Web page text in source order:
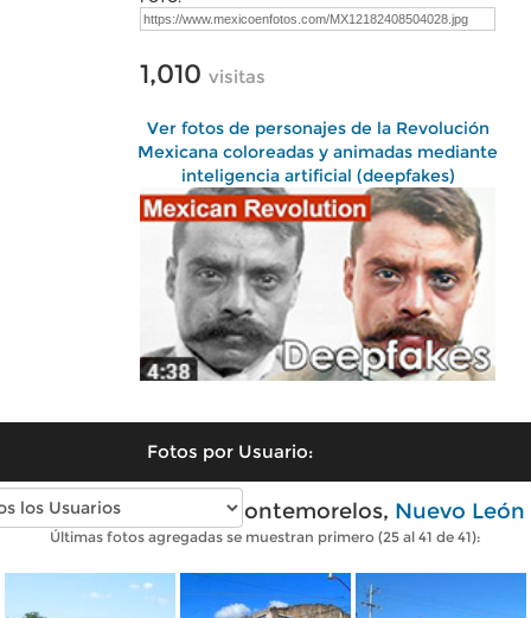
1,010 visitas
Ver fotos de personajes de la Revolución
Mexicana coloreadas y animadas mediante
inteligencia artificial (deepfakes)
Fotos por Usuario:
Fotos modernas de Montemorelos, Nuevo León
Últimas fotos agregadas se muestran primero (25 al 41 de 41):